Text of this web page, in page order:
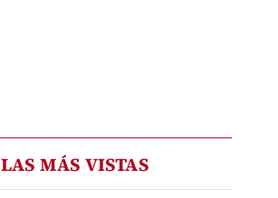
LAS MÁS VISTAS